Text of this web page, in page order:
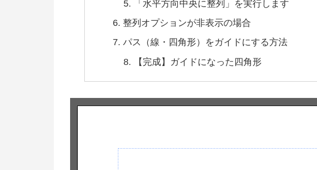
「水平方向中央に整列」を実行します
整列オプションが非表示の場合
パス（線・四角形）をガイドにする方法
【完成】ガイドになった四角形